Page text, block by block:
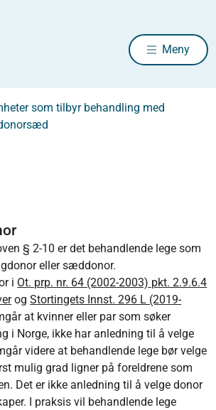
Meny
som tilbyr behandling med
§ 2-10 er det behandlende lege som
eller sæddonor.
i Ot. prp. nr. 64 (2002-2003) pkt. 2.9.6.4
ogStortingets Innst. 296 L (2019-
at kvinner eller par som søker
i Norge, ikke har anledning til å velge
videre at behandlende lege bør velge
mulig grad ligner på foreldrene som
Det er ikke anledning til å velge donor
I praksis vil behandlende lege